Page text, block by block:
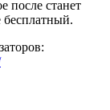
после станет
бесплатный.